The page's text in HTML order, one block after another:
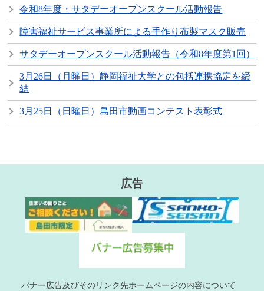
令和8年度・サタデーオープンスクール活動報告
障害福祉サービス事業所による手作り布製マスク販売
サタデーオープンスクール活動報告（令和8年度第1回）
3月26日（月曜日）静岡福祉大学との包括連携協定を締
結
3月25日（日曜日）島田市動画コンテスト表彰式
広告
バナー広告及びそのリンク先ホームページの内容について